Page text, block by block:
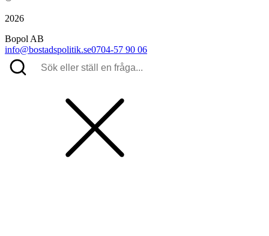
2026
Bopol AB
info@bostadspolitik.se0704-57 90 06